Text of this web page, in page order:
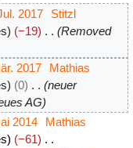
2017
Stitzl
−19
Removed
2017
Mathias
0
neuer
AG
2014
Mathias
−61